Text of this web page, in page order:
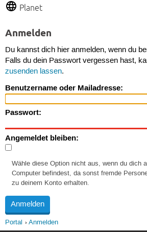
Planet
Anmelden
Du kannst dich hier anmelden, wenn du
Falls du dein Passwort vergessen hast,
zusenden lassen.
Benutzername oder Mailadresse:
Passwort:
Angemeldet bleiben:
Wähle diese Option nicht aus, wenn du dich
Computer befindest, da sonst fremde
zu deinem Konto erhalten.
Portal Anmelden